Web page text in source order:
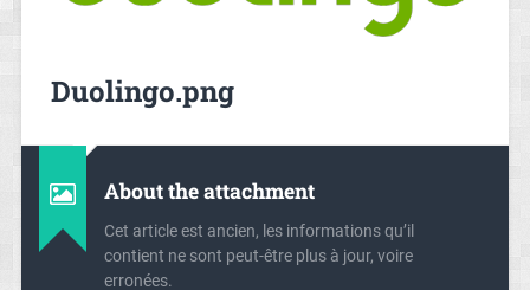
Duolingo.png
About the attachment
Cet article est ancien, les informations qu’il
contient ne sont peut-être plus à jour, voire
erronées.